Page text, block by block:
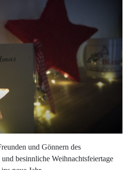
und Gönnern des
besinnliche Weihnachtsfeiertage